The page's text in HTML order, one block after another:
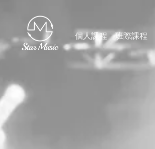
個人課程 班際課程